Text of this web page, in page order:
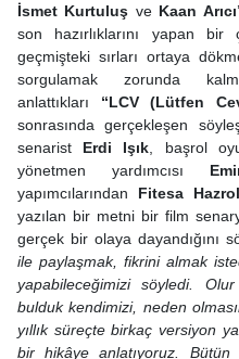
İsmet Kurtuluş ve Kaan Arıcı
son hazırlıklarını yapan bir
geçmişteki sırları ortaya
sorgulamak zorunda
anlattıkları “LCV (Lütfen
sonrasında gerçekleşen
senarist Erdi Işık , başrol
yönetmen yardımcısı
yapımcılarından Fitesa
yazılan bir metni bir film
gerçek bir olaya dayandığını
ile paylaşmak, fikrini almak
yapabileceğimizi söyledi.
bulduk kendimizi, neden
yıllık süreçte birkaç versiyon
bir hikâye anlatıyoruz. Bütün